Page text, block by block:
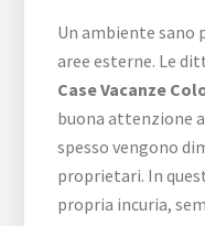
Un ambiente sano
aree esterne. Le
Case Vacanze
buona attenzione
spesso vengono
proprietari. In
propria incuria,